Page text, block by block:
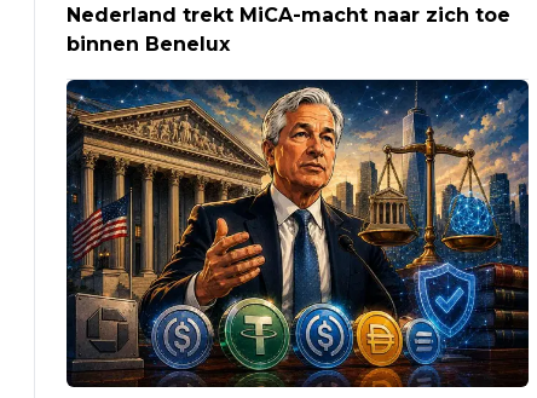
Nederland trekt MiCA-macht naar zich toe
binnen Benelux